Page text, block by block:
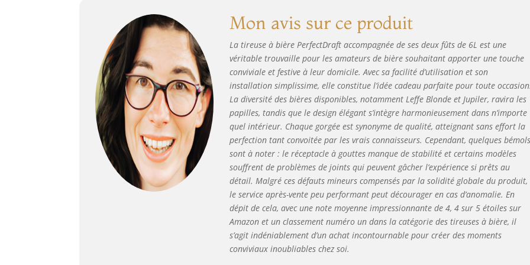
gamme PerfectDraft propose plus de 40 références : Stella Artois,
Leffe, Kwak, Goose Island, Jupiler et bien d’autres. IPA houblonnées,
lagers légères ou bières belges, il existe un fût adapté à tous les
goûts La Pression Parfaite Avec PerfectDraft – Rejoignez une
communauté de passionnés qui profitent déjà de la bière pression à
domicile. Avec son système performant et sa grande variété de fûts,
PerfectDraft transforme chaque dégustation en moment convivial
Mon avis sur ce produit
La tireuse à bière PerfectDraft accompagnée de ses deux fûts de 6L est une
véritable trouvaille pour les amateurs de bière souhaitant apporter une touche
conviviale et festive à leur domicile. Avec sa facilité d’utilisation et son
installation simplissime, elle constitue l’idée cadeau parfaite pour toute
La diversité des bières disponibles, notamment Leffe Blonde et Jupiler, ravira les
papilles, tandis que le design élégant s’intègre harmonieusement dans n’importe
quel intérieur. Chaque gorgée est synonyme de qualité, atteignant sans effort la
perfection tant convoitée par les vrais connaisseurs. Cependant, quelques
sont à noter : le réceptacle à gouttes manque de stabilité et certains modèles
souffrent de problèmes de joints qui peuvent gâcher l’expérience si prêts au
détail. Malgré ces défauts mineurs compensés par la solidité globale du produit,
le service après-vente peu performant peut décourager en cas d’anomalie. En
dépit de cela, avec une note moyenne impressionnante de 4, 4 sur 5 étoiles sur
Amazon et un classement numéro un dans la catégorie des tireuses à bière, il
s’agit indéniablement d’un achat incontournable pour créer des moments
conviviaux inoubliables chez soi.